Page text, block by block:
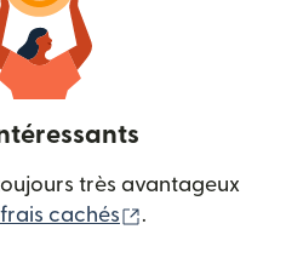
très avantageux
cachés (s'ouvre dans
.